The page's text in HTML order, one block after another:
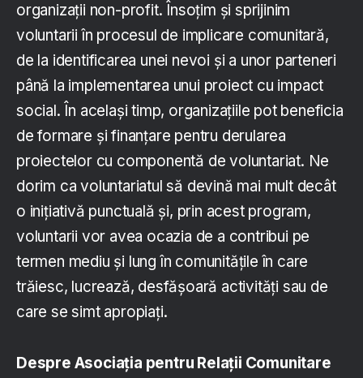
organizații non-profit. Însoțim şi sprijinim
voluntarii în procesul de implicare comunitară,
de la identificarea unei nevoi şi a unor parteneri
până la implementarea unui proiect cu impact
social. În același timp, organizațiile pot beneficia
de formare și finanțare pentru derularea
proiectelor cu componentă de voluntariat. Ne
dorim ca voluntariatul să devină mai mult decât
o inițiativă punctuală și, prin acest program,
voluntarii vor avea ocazia de a contribui pe
termen mediu și lung în comunitățile în care
trăiesc, lucrează, desfășoară activități sau de
care se simt apropiați.
Despre Asociația pentru Relații Comunitare